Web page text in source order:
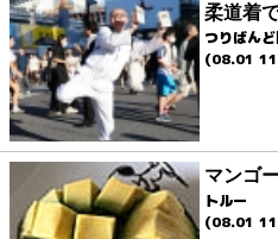
柔道着
つりばん
(08.01
マンゴ
トルー
(08.01